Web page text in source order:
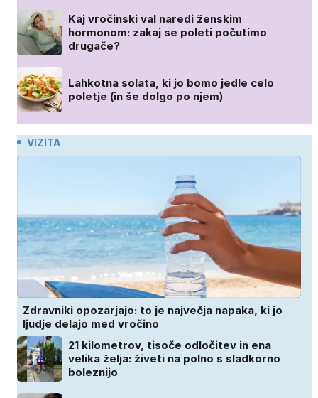
Kaj vročinski val naredi ženskim
hormonom: zakaj se poleti počutimo
drugače?
Lahkotna solata, ki jo bomo jedle celo
poletje (in še dolgo po njem)
VIZITA
Zdravniki opozarjajo: to je največja napaka, ki jo
ljudje delajo med vročino
21 kilometrov, tisoče odločitev in ena
velika želja: živeti na polno s sladkorno
boleznijo